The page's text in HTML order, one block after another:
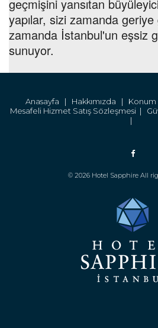
geçmişini yansıtan
yapılar, sizi zamanda
zamanda İstanbul'un eşsiz
sunuyor.
Anasayfa | Hakkımızda |
Mesafeli Hizmet Satış Sözleşmesi |
|
© 2026 Hotel Sapphire All